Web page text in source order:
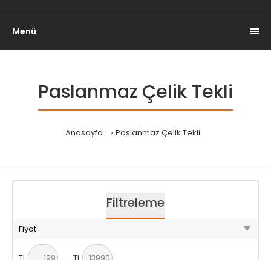
Menü
Paslanmaz Çelik Tekli
Anasayfa Paslanmaz Çelik Tekli
Filtreleme
Fiyat
TL – TL